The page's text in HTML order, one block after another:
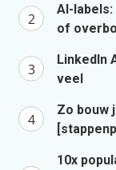
AI-
of
LinkedIn
veel
Zo bouw
10x